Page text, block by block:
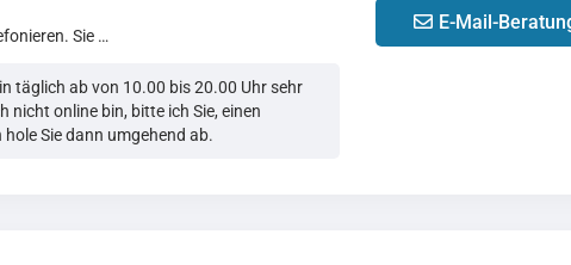
Sie …
E-Mail-
täglich ab von 10.00 bis 20.00 Uhr sehr
nicht online bin, bitte ich Sie, einen
Sie dann umgehend ab.